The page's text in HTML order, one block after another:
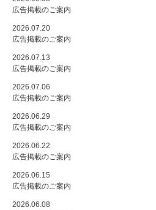
広告掲載のご案内
2026.07.20
広告掲載のご案内
2026.07.13
広告掲載のご案内
2026.07.06
広告掲載のご案内
2026.06.29
広告掲載のご案内
2026.06.22
広告掲載のご案内
2026.06.15
広告掲載のご案内
2026.06.08